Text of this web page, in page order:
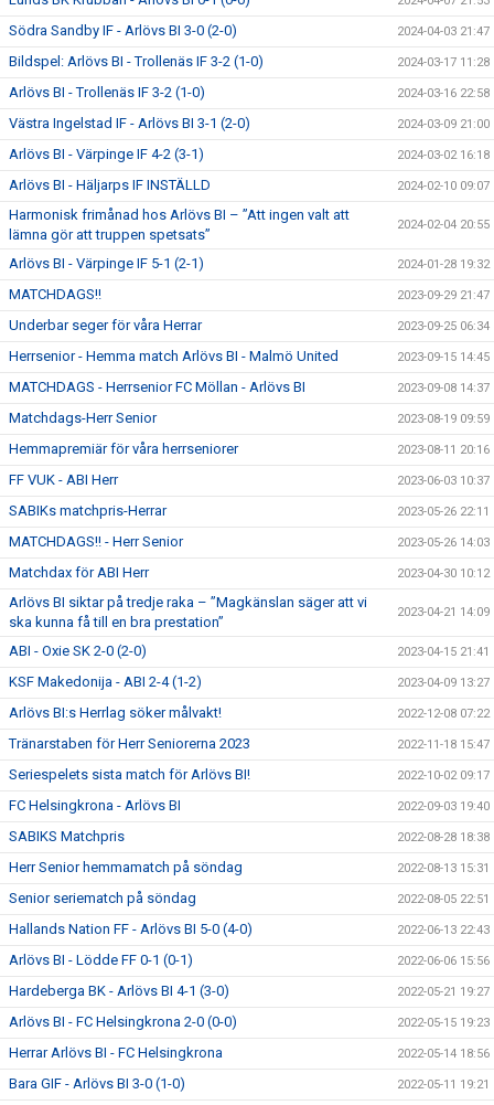
Södra Sandby IF - Arlövs BI 3-0 (2-0) 2024-04-03 21:47
Bildspel: Arlövs BI - Trollenäs IF 3-2 (1-0) 2024-03-17 11:28
Arlövs BI - Trollenäs IF 3-2 (1-0) 2024-03-16 22:58
Västra Ingelstad IF - Arlövs BI 3-1 (2-0) 2024-03-09 21:00
Arlövs BI - Värpinge IF 4-2 (3-1) 2024-03-02 16:18
Arlövs BI - Häljarps IF INSTÄLLD 2024-02-10 09:07
Harmonisk frimånad hos Arlövs BI – ”Att ingen valt att
lämna gör att truppen spetsats”
2024-02-04 20:55
Arlövs BI - Värpinge IF 5-1 (2-1) 2024-01-28 19:32
MATCHDAGS!! 2023-09-29 21:47
Underbar seger för våra Herrar 2023-09-25 06:34
Herrsenior - Hemma match Arlövs BI - Malmö United 2023-09-15 14:45
MATCHDAGS - Herrsenior FC Möllan - Arlövs BI 2023-09-08 14:37
Matchdags-Herr Senior 2023-08-19 09:59
Hemmapremiär för våra herrseniorer 2023-08-11 20:16
FF VUK - ABI Herr 2023-06-03 10:37
SABIKs matchpris-Herrar 2023-05-26 22:11
MATCHDAGS!! - Herr Senior 2023-05-26 14:03
Matchdax för ABI Herr 2023-04-30 10:12
Arlövs BI siktar på tredje raka – ”Magkänslan säger att vi
ska kunna få till en bra prestation”
2023-04-21 14:09
ABI - Oxie SK 2-0 (2-0) 2023-04-15 21:41
KSF Makedonija - ABI 2-4 (1-2) 2023-04-09 13:27
Arlövs BI:s Herrlag söker målvakt! 2022-12-08 07:22
Tränarstaben för Herr Seniorerna 2023 2022-11-18 15:47
Seriespelets sista match för Arlövs BI! 2022-10-02 09:17
FC Helsingkrona - Arlövs BI 2022-09-03 19:40
SABIKS Matchpris 2022-08-28 18:38
Herr Senior hemmamatch på söndag 2022-08-13 15:31
Senior seriematch på söndag 2022-08-05 22:51
Hallands Nation FF - Arlövs BI 5-0 (4-0) 2022-06-13 22:43
Arlövs BI - Lödde FF 0-1 (0-1) 2022-06-06 15:56
Hardeberga BK - Arlövs BI 4-1 (3-0) 2022-05-21 19:27
Arlövs BI - FC Helsingkrona 2-0 (0-0) 2022-05-15 19:23
Herrar Arlövs BI - FC Helsingkrona 2022-05-14 18:56
Bara GIF - Arlövs BI 3-0 (1-0) 2022-05-11 19:21